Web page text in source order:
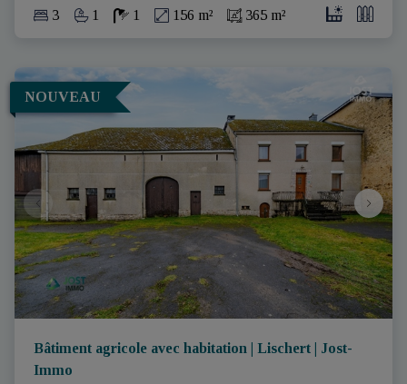
3 1 1 156 m² 365 m²
NOUVEAU
Bâtiment agricole avec habitation | Lischert | Jost-
Immo